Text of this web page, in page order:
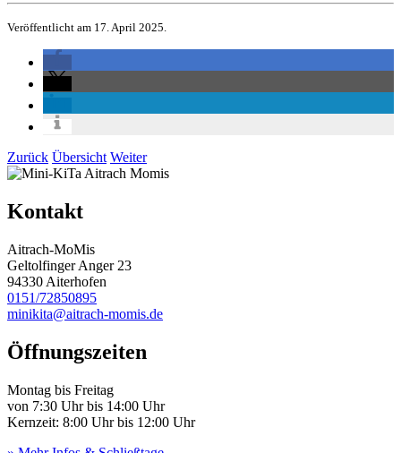
Veröffentlicht am 17. April 2025.
Zurück Übersicht Weiter
Kontakt
Aitrach-MoMis
Geltolfinger Anger 23
94330 Aiterhofen
0151/72850895
minikita@aitrach-momis.de
Öffnungszeiten
Montag bis Freitag
von 7:30 Uhr bis 14:00 Uhr
Kernzeit: 8:00 Uhr bis 12:00 Uhr